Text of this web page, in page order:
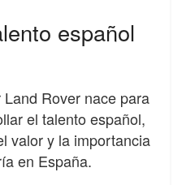
español
Rover nace para
el talento español,
valor y la importancia
en España.